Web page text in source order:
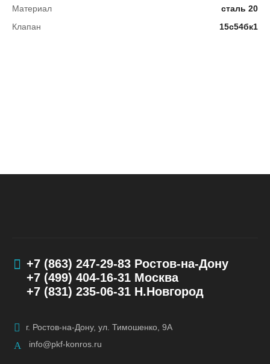
Материал
сталь 20
Клапан
15с54бк1
+7 (863) 247-29-83Ростов-на-Дону
+7 (499) 404-16-31Москва
+7 (831) 235-06-31Н.Новгород
г. Ростов-на-Дону, ул. Тимошенко, 9А
info@pkf-konros.ru